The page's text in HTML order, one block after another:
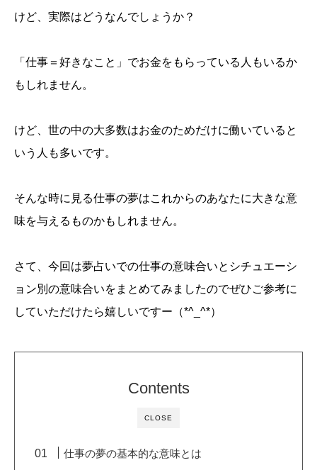
けど、実際はどうなんでしょうか？
「仕事＝好きなこと」でお金をもらっている人もいるか
もしれません。
けど、世の中の大多数はお金のためだけに働いていると
いう人も多いです。
そんな時に見る仕事の夢はこれからのあなたに大きな意
味を与えるものかもしれません。
さて、今回は夢占いでの仕事の意味合いとシチュエーシ
ョン別の意味合いをまとめてみましたのでぜひご参考に
していただけたら嬉しいですー（*^_^*）
CLOSE
Contents
仕事の夢の基本的な意味とは